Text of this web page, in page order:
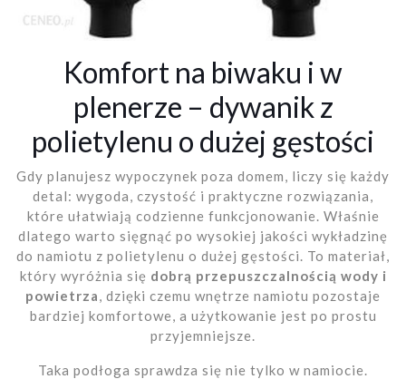
Komfort na biwaku i w
plenerze – dywanik z
polietylenu o dużej gęstości
Gdy planujesz wypoczynek poza domem, liczy się każdy
detal: wygoda, czystość i praktyczne rozwiązania,
które ułatwiają codzienne funkcjonowanie. Właśnie
dlatego warto sięgnąć po wysokiej jakości wykładzinę
do namiotu z polietylenu o dużej gęstości. To materiał,
który wyróżnia się dobrą przepuszczalnością wody i
powietrza, dzięki czemu wnętrze namiotu pozostaje
bardziej komfortowe, a użytkowanie jest po prostu
przyjemniejsze.
Taka podłoga sprawdza się nie tylko w namiocie.